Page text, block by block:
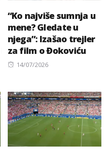
“Ko najviše sumnja u
mene? Gledate u
njega”: Izašao trejler
za film o Đokoviću
Posted
14/07/2026